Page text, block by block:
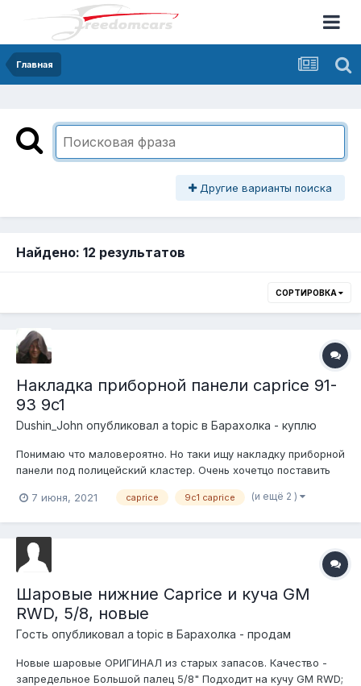
Главная
Другие варианты поиска
Найдено: 12 результатов
СОРТИРОВКА
Накладка приборной панели caprice 91-
93 9c1
Dushin_John опубликовал a topic в Барахолка - куплю
Понимаю что маловероятно. Но таки ищу накладку приборной
панели под полицейский кластер. Очень хочетцо поставить
вот все вообще. Проводка коса разьемы. А накладка от
имеет. Тип "дерев...
7 июня, 2021 caprice 9c1 caprice (и ещё 2 )
Шаровые нижние Caprice и куча GM
RWD, 5/8, новые
Гость опубликовал a topic в Барахолка - продам
Новые шаровые ОРИГИНАЛ из старых запасов. Качество -
запредельное Большой палец 5/8" Подходит на кучу GM RWD;